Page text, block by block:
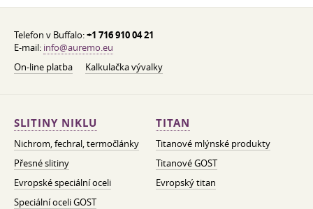
Telefon v Buffalo:+1 716 910 04 21
E-mail: info@auremo.eu
On-line platba
Kalkulačka vývalky
SLITINY NIKLU
Nichrom, fechral, termočlánky
Přesné slitiny
Evropské speciální oceli
Speciální oceli GOST
TITAN
Titanové mlýnské produkty
Titanové GOST
Evropský titan